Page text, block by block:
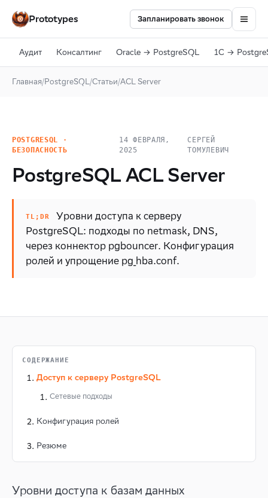
Prototypes Запланировать звонок
Аудит Консалтинг Oracle → PostgreSQL 1С →
Главная/PostgreSQL/Статьи/ACL Server
POSTGRESQL ·
БЕЗОПАСНОСТЬ
14 ФЕВРАЛЯ,
2025
СЕРГЕЙ
ТОМУЛЕВИЧ
PostgreSQL ACL Server
Уровни доступа к серверу
PostgreSQL: подходы по netmask, DNS,
через коннектор pgbouncer. Конфигурация
ролей и упрощение pg_hba.conf.
Уровни доступа к базам данных
СОДЕРЖАНИЕ
Доступ к серверу PostgreSQL
Сетевые подходы
Конфигурация ролей
Резюме